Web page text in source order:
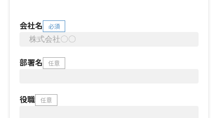
会社名 必須
部署名 任意
役職 任意